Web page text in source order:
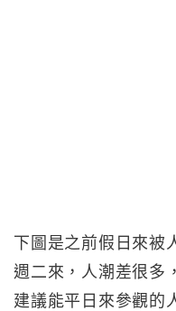
下圖是之前假日來
週二來，人潮差很多
建議能平日來參觀的